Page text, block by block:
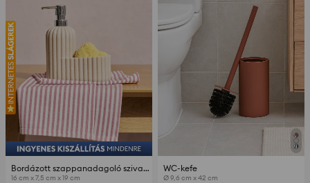
Bordázott szappanadagoló szivacstartóval
16 cm x 7,5 cm x 19 cm
WC-kefe
Ø 9,6 cm x 42 cm